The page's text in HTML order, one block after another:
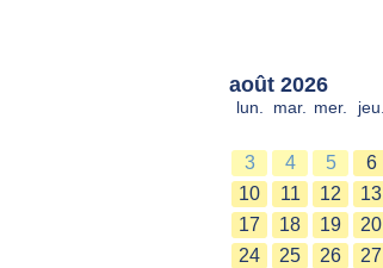
août 2026
lun. mar. mer. jeu.
3
4 5 6
10
11 12 13
17
18 19 20
24
25 26 27